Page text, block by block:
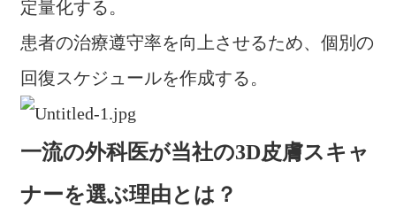
定量化する。
患者の治療遵守率を向上させるため、個別の
回復スケジュールを作成する。
一流の外科医が当社の3D皮膚スキャ
ナーを選ぶ理由とは？